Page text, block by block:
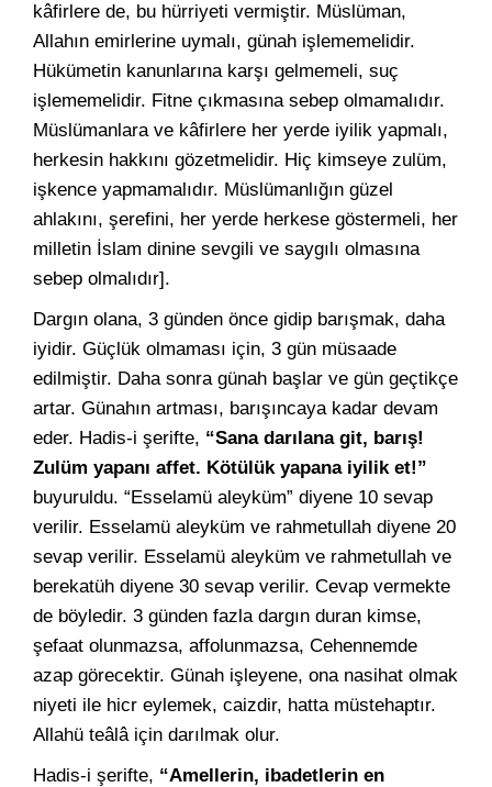
kâfirlere de, bu hürriyeti vermiştir. Müslüman,
Allahın emirlerine uymalı, günah işlememelidir.
Hükümetin kanunlarına karşı gelmemeli, suç
işlememelidir. Fitne çıkmasına sebep olmamalıdır.
Müslümanlara ve kâfirlere her yerde iyilik yapmalı,
herkesin hakkını gözetmelidir. Hiç kimseye zulüm,
işkence yapmamalıdır. Müslümanlığın güzel
ahlakını, şerefini, her yerde herkese göstermeli, her
milletin İslam dinine sevgili ve saygılı olmasına
sebep olmalıdır].
Dargın olana, 3 günden önce gidip barışmak, daha
iyidir. Güçlük olmaması için, 3 gün müsaade
edilmiştir. Daha sonra günah başlar ve gün geçtikçe
artar. Günahın artması, barışıncaya kadar devam
eder. Hadis-i şerifte, “Sana darılana git, barış!
Zulüm yapanı affet. Kötülük yapana iyilik et!”
buyuruldu. “Esselamü aleyküm” diyene 10 sevap
verilir. Esselamü aleyküm ve rahmetullah diyene 20
sevap verilir. Esselamü aleyküm ve rahmetullah ve
berekatüh diyene 30 sevap verilir. Cevap vermekte
de böyledir. 3 günden fazla dargın duran kimse,
şefaat olunmazsa, affolunmazsa, Cehennemde
azap görecektir. Günah işleyene, ona nasihat olmak
niyeti ile hicr eylemek, caizdir, hatta müstehaptır.
Allahü teâlâ için darılmak olur.
Hadis-i şerifte, “Amellerin, ibadetlerin en